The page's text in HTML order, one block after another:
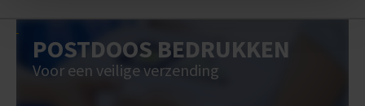
POSTDOOS BEDRUKKEN
Voor een veilige verzending